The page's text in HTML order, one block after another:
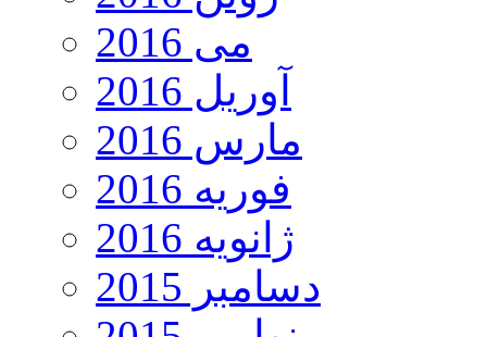
می 2016
آوریل 2016
مارس 2016
فوریه 2016
ژانویه 2016
دسامبر 2015